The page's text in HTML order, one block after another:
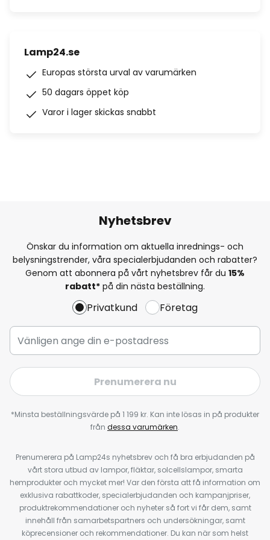
Lamp24.se
Europas största urval av varumärken
50 dagars öppet köp
Varor i lager skickas snabbt
Nyhetsbrev
Önskar du information om aktuella inrednings- och
belysningstrender, våra specialerbjudanden och rabatter?
Genom att abonnera på vårt nyhetsbrev får du 15%
rabatt* på din nästa beställning.
Privatkund Företag
Prenumerera nu
*Minsta beställningsvärde på 1 199 kr. Kan inte lösas in på produkter
från dessa varumärken.
Prenumerera på Lamp24s nyhetsbrev och få bra erbjudanden på
vårt stora utbud av lampor, fläktar, solcellslampor, smarta
hemprodukter och mycket mer! Var den första att få information om
exklusiva rabattkoder, specialerbjudanden och kampanjpriser,
produktrekommendationer och nyheter så fort vi får dem, samt
innehåll från samarbetspartners och undersökningar, samt
köprecensioner och rekommendationer. Du kan när som helst